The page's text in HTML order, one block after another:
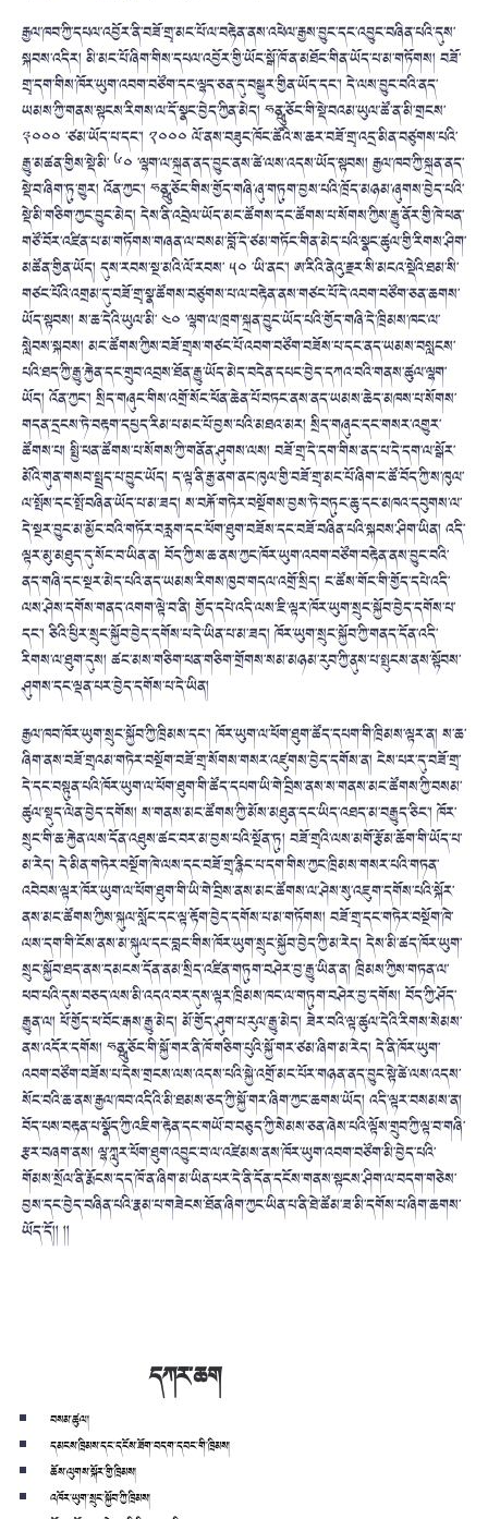
རྒྱལ་ཁབ་ཀྱི་དཔལ་འབྱོར་ནི་བཟོ་གྲྭ་མང་པོ་ལ་བརྟེན་ནས་འཕེལ་རྒྱས་བྱུང་དང་འབྱུང་བཞིན་པའི་དུས་
སྐབས་འདིར། མི་མང་པོ་ཞིག་གིས་དཔལ་འབྱོར་གྱི་ཡོང་སྒོ་ཁོ་ན་མཐོང་གིན་ཡོད་པ་མ་གཏོགས། བཟོ་
གྲྭ་དག་གིས་ཁོར་ཡུག་འབག་བཙོག་དང་ལྷད་ཅན་དུ་བསྒྱུར་གྱིན་ཡོད་དང་། དེ་ལས་བྱུང་བའི་ནད་
ཡམས་ཀྱི་གནས་སྟངས་རིགས་ལ་དོ་སྣང་བྱེད་ཀྱིན་མེད། ཧྥུན་ཅོང་གི་སྡེ་བའམ་ཡུལ་ཚོ་ན་མི་གྲངས་
༣༠༠༠ ་ཙམ་ཡོད་པ་དང་། ༢༠༠༠ ལོ་ནས་བཟུང་ཁོང་ཚོའི་ས་ཆར་བཟོ་གྲྭ་འདྲ་མིན་བཙུགས་པའི་
རྒྱུ་མཚན་གྱིས་སྡེ་མི་ ༦༠ ་ལྷག་ལ་སྐྲན་ནད་བྱུང་ནས་ཚེ་ལས་འདས་ཡོད་སྟབས། རྒྱལ་ཁབ་ཀྱི་སྐྲན་ནད་
སྡེ་བ་ཞིག་ཏུ་གྱུར། འོན་ཀྱང་། ཧྥུན་ཅོང་གིས་གྱོད་གཞི་ཞུ་གཏུག་བྱས་པའི་ཁྲོད་མཉམ་ཞུགས་བྱེད་པའི་
སྡེ་མི་གཅིག་ཀྱང་བྱུང་མེད། དེས་ནི་འབྲེལ་ཡོད་མང་ཚོགས་དང་ཚོགས་པ་སོགས་ཀྱིས་རྒྱུ་ནོར་གྱི་ཁེ་ཕན་
གཙོ་བོར་འཛིན་པ་མ་གཏོགས་གཞན་ལ་བསམ་བློ་དེ་ཙམ་གཏོང་གིན་མེད་པའི་སྣང་ཚུལ་གྱི་རིགས་ཤིག་
མཚོན་གྱིན་ཡོད། དུས་རབས་སྔ་མའི་ལོ་རབས་ ༥༠ ་ཡི་ནང་། ཨ་རིའི་ནེའུ་རྗར་སི་མངའ་སྡེའི་ཐམ་སི་
གཙང་པོའི་འགྲམ་དུ་བཟོ་གྲྭ་སྣ་ཚོགས་བཙུགས་པ་ལ་བརྟེན་ནས་གཙང་པོ་དེ་འབག་བཙོག་ཅན་ཆགས་
ཡོད་སྟབས། ས་ཆ་དེའི་ཡུལ་མི་ ༤༠ ་ལྷག་ལ་ཁྲག་སྐྲན་བྱུང་ཡོད་པའི་གྱོད་གཞི་དེ་ཁྲིམས་ཁང་ལ་
སླེབས་སྐབས། མང་ཚོགས་ཀྱིས་བཟོ་གྲྭས་གཙང་པོ་འབག་བཙོག་བཟོས་པ་དང་ནད་ཡམས་བསླངས་
པའི་ཐད་ཀྱི་རྒྱུ་རྐྱེན་དང་གྲུབ་འབྲས་ཐོན་རྒྱུ་ཡོད་མེད་བདེན་དཔང་བྱེད་དཀའ་བའི་གནས་ཚུལ་ལྷག་
ཡོད། འོན་ཀྱང་། སྲིད་གཞུང་གིས་འགྲོ་སོང་ཕོན་ཆེན་པོ་བཏང་ནས་ནད་ཡམས་ཆེད་མཁས་པ་སོགས་
གདན་དྲངས་ཏེ་བརྟག་དཔྱད་རིམ་པ་མང་པོ་བྱས་པའི་མཐའ་མར། སྲིད་གཞུང་དང་གསར་འགྱུར་
ཚོགས་པ། སྤྱི་ཕན་ཚོགས་པ་སོགས་ཀྱི་གནོན་ཤུགས་ལས། བཟོ་གྲྭ་དེ་དག་གིས་ནད་པ་དེ་དག་ལ་སྒོར་
མོའི་གུན་གསབ་སྤྲད་པ་བྱུང་ཡོད། ད་ལྟ་ནི་རྒྱ་ནག་ནང་ཁུལ་གྱི་བཟོ་གྲྭ་མང་པོ་ཞིག་ང་ཚོ་བོད་ཀྱི་ས་ཁུལ་
ལ་སྤོས་དང་སྤོ་བཞིན་ཡོད་པ་མ་ཟད། ས་བརྐོ་གཏེར་བསྔོགས་བྱས་ཏེ་བཏུང་ཆུ་དང་མཁའ་དབུགས་ལ་
དེ་སྔར་བྱུང་མ་མྱོང་བའི་གཏོར་བརླག་དང་ཕོག་ཐུག་བཟོས་དང་བཟོ་བཞིན་པའི་སྐབས་ཤིག་ཡིན། འདི་
ལྟར་མུ་མཐུད་དུ་སོང་བ་ཡིན་ན། བོད་ཀྱི་ས་ཆ་ནས་ཀྱང་ཁོར་ཡུག་འབག་བཙོག་བརྟེན་ནས་བྱུང་བའི་
ནད་གཞི་དང་སྔར་མེད་པའི་ནད་ཡམས་རིགས་ཁྱབ་གདལ་འགྲོ་སྲིད། ང་ཚོས་གོང་གི་གྱོད་དཔེ་འདི་
ལས་ཤེས་དགོས་གནད་འགག་ལྟེ་བ་ནི། གྱོད་དཔེ་འདི་ལས་ཇི་ལྟར་ཁོར་ཡུག་སྲུང་སྐྱོབ་བྱེད་དགོས་པ་
དང་། ཅིའི་ཕྱིར་སྲུང་སྐྱོབ་བྱེད་དགོས་པ་དེ་ཡིན་པ་མ་ཟད། ཁོར་ཡུག་སྲུང་སྐྱོབ་ཀྱི་གནད་དོན་འདི་
རིགས་ལ་ཐུག་དུས། ཚང་མས་གཅིག་ཕན་གཅིག་གྲོགས་སམ་མཉམ་རུབ་ཀྱི་ནུས་པ་སྤུངས་ནས་སྟོབས་
ཤུགས་དང་ལྡན་པར་བྱེད་དགོས་པ་དེ་ཡིན།
རྒྱལ་ཁབ་ཁོར་ཡུག་སྲུང་སྐྱོབ་ཀྱི་ཁྲིམས་དང་། ཁོར་ཡུག་ལ་ཕོག་ཐུག་ཚོད་དཔག་གི་ཁྲིམས་ལྟར་ན། ས་ཆ་
ཞིག་ནས་བཟོ་གྲྭའམ་གཏེར་བསྔོག་བཟོ་གྲྭ་སོགས་གསར་འཛུགས་བྱེད་དགོས་ན། ངེས་པར་དུ་བཟོ་གྲྭ་
དེ་དང་བསྟུན་པའི་ཁོར་ཡུག་ལ་ཕོག་ཐུག་གི་ཚོད་དཔག་ཡི་གེ་བྲིས་ནས་ས་གནས་མང་ཚོགས་ཀྱི་བསམ་
ཚུལ་སྡུད་ལེན་བྱེད་དགོས། ས་གནས་མང་ཚོགས་ཀྱི་མོས་མཐུན་དང་ཡིད་འཐད་མ་བརྒྱུད་ཅིང་། ཁོར་
སྲུང་གི་ཆ་རྐྱེན་ལས་དོན་འཐུས་ཚང་བར་མ་བྱས་པའི་སྔོན་ཏུ། བཟོ་གྲྭའི་ལས་མགོ་རྩོམ་ཆོག་གི་ཡོད་པ་
མ་རེད། དེ་མིན་གཏེར་བསྔོག་ཁེ་ལས་དང་བཟོ་གྲྭ་རྙིང་པ་དག་གིས་ཀྱང་ཁྲིམས་གསར་པའི་གཏན་
འབེབས་ལྟར་ཁོར་ཡུག་ལ་ཕོག་ཐུག་གི་ཡི་གེ་བྲིས་ནས་མང་ཚོགས་ལ་ཤེས་སུ་འཇུག་དགོས་པའི་སྐོར་
ནས་མང་ཚོགས་ཀྱིས་སྐུལ་སློང་དང་ལྟ་རྟོག་བྱེད་དགོས་པ་མ་གཏོགས། བཟོ་གྲྭ་དང་གཏེར་བསྔོག་ཁེ་
ལས་དག་གི་ངོས་ནས་མ་སྐུལ་དང་བླང་གིས་ཁོར་ཡུག་སྲུང་སྐྱོབ་བྱེད་ཀྱི་མ་རེད། དེས་མི་ཚད་ཁོར་ཡུག་
སྲུང་སྐྱོབ་ཐད་ནས་དམངས་དོན་ནམ་སྲིད་འཛིན་གཏུག་བཤེར་བྱ་རྒྱུ་ཡིན་ན། ཁྲིམས་ཀྱིས་གཏན་ལ་
ཕབ་པའི་དུས་བཅད་ལས་མི་འདའ་བར་དུས་ལྟར་ཁྲིམས་ཁང་ལ་གཏུག་བཤེར་བྱ་དགོས། བོད་ཀྱི་ཤོད་
རྒྱུན་ལ། ཕོ་གྱོད་ཕ་བོང་རྒས་རྒྱུ་མེད། མོ་གྱོད་ཤུག་པ་རུལ་རྒྱུ་མེད། ཟེར་བའི་ལྟ་ཚུལ་དེའི་རིགས་སེམས་
ནས་འདོར་དགོས། ཧྥུན་ཅོང་གི་སྐྱོ་གར་ནི་ཁོ་གཅིག་པུའི་སྐྱོ་གར་ཙམ་ཞིག་མ་རེད། དེ་ནི་ཁོར་ཡུག་
འབག་བཙོག་བཟོས་པ་དེས་གྲངས་ལས་འདས་པའི་སྐྱེ་འགྲོ་མང་པོར་གཉན་ནད་བྱུང་སྟེ་ཚེ་ལས་འདས་
སོང་བའི་ཆ་ནས་རྒྱལ་ཁབ་འདིའི་མི་ཐམས་ཅད་ཀྱི་སྐྱོ་གར་ཞིག་ཀྱང་ཆགས་ཡོད། འདི་ལྟར་བསམས་ན།
བོད་པས་བརྟན་པ་སྣོད་ཀྱི་འཇིག་རྟེན་དང་གཡོ་བ་བཅུད་ཀྱི་སེམས་ཅན་ཞེས་པའི་ལྟོས་གྲུབ་ཀྱི་ལྟ་བ་གཞི་
རྩར་བཞག་ནས། ལྷ་ཀླུར་ཕོག་ཐུག་འབྱུང་བ་ལ་འཛེམས་ནས་ཁོར་ཡུག་འབག་བཙོག་མི་བྱེད་པའི་
གོམས་སྲོལ་ནི་རྨོངས་དད་ཁོ་ན་ཞིག་མ་ཡིན་པར་དེ་ནི་དོན་དངོས་གནས་སྟངས་ཤིག་ལ་བདག་གཅེས་
བྱས་དང་བྱེད་བཞིན་པའི་རྣམ་པ་གཟེངས་ཐོན་ཞིག་ཀྱང་ཡིན་པ་ནི་ཐེ་ཚོམ་ཟ་མི་དགོས་པ་ཞིག་ཆགས་
ཡོད་དོ།། །།
དཀར་ཆག
བསམ་ཚུལ།
དམངས་ཁྲིམས་དང་དངོས་ཟོག་བདག་དབང་གི་ཁྲིམས།
ཆོས་ལུགས་སྐོར་གྱི་ཁྲིམས།
འཁོར་ཡུག་སྲུང་སྐྱོབ་ཀྱི་ཁྲིམས།